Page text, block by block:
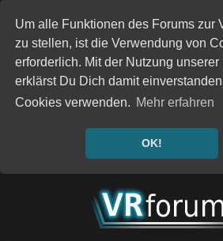
Um alle Funktionen des Forums zur
zu stellen, ist die Verwendung von
erforderlich. Mit der Nutzung unserer
erklärst Du Dich damit
Cookies verwenden. Mehr erfahren
OK!